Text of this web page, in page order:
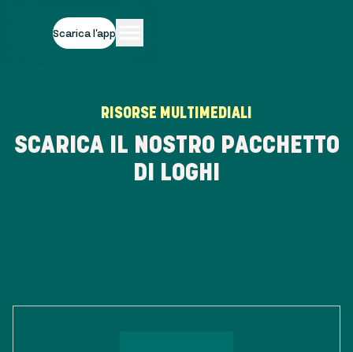
Scarica l'app
RISORSE MULTIMEDIALI
SCARICA IL NOSTRO PACCHETTO
DI LOGHI